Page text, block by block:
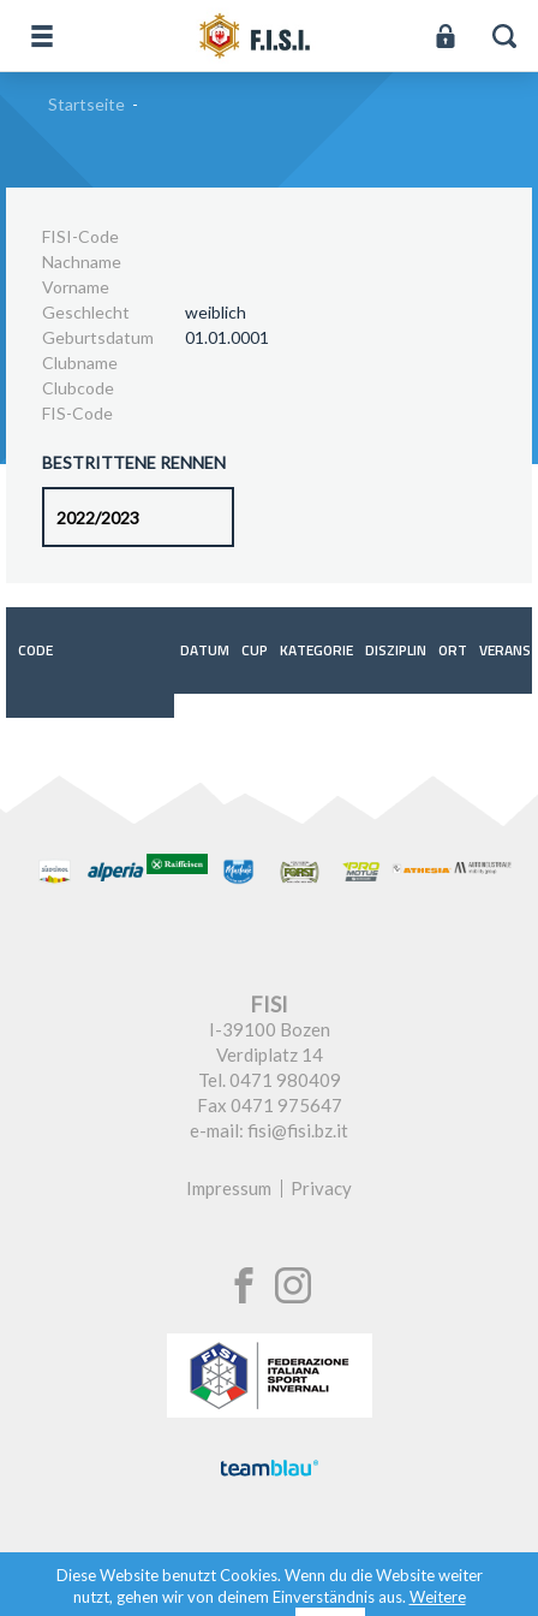
Startseite -
FISI-Code
Nachname
Vorname
Geschlecht
weiblich
Geburtsdatum
01.01.0001
Clubname
Clubcode
FIS-Code
BESTRITTENE RENNEN
CODE DATUM CUP KATEGORIE DISZIPLIN ORT
FISI
I-39100 Bozen
Verdiplatz 14
Tel. 0471 980409
Fax 0471 975647
e-mail: fisi@fisi.bz.it
Impressum Privacy
Diese Website benutzt Cookies. Wenn du die Website weiter
nutzt, gehen wir von deinem Einverständnis aus. Weitere